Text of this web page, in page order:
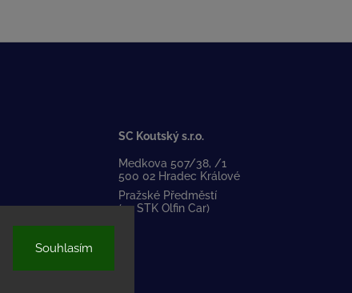
Souhlasím
SC Koutský s.r.o.
Medkova 507/38, /1
500 02 Hradec Králové
Pražské Předměstí
(za STK Olfin Car)